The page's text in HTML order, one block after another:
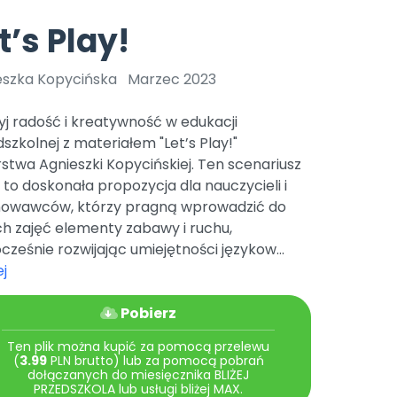
Archiwalne numery
Pomoc
Polecamy
Promocje
czerwca 2024 r. uzyskała
r. Nr decyzji:
Online.
Bliżej Pieska
Pomoc zwierzętom
Książka (dla) Przedszkolaka
TikTok
Zobacz nas na TikToku
YouTube
Filmy edukacyjne
Play!
Kopycińska Marzec 2023
radość i kreatywność w edukacji
z materiałem "Let’s Play!"
Agnieszki Kopycińskiej. Ten scenariusz
to doskonała propozycja dla nauczycieli i
którzy pragną wprowadzić do
zajęć elementy zabawy i ruchu,
rozwijając umiejętności językow...
Pobierz
Ten plik można kupić za pomocą przelewu
(3.99PLN brutto) lub za pomocą pobrań
dołączanych do miesięcznika BLIŻEJ
PRZEDSZKOLA lub usługi bliżej MAX.